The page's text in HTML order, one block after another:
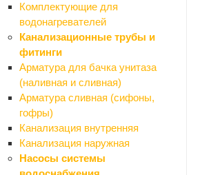
Комплектующие для
водонагревателей
Канализационные трубы и
фитинги
Арматура для бачка унитаза
(наливная и сливная)
Арматура сливная (сифоны,
гофры)
Канализация внутренняя
Канализация наружная
Насосы системы
Двери и комплектующие
Полки мебельные
Щиты мебельные
Строительные блоки
Сухие смеси
Назад
Сухие смеси
Добавки
Гипс
Известь
Крошка гранитная
Мел